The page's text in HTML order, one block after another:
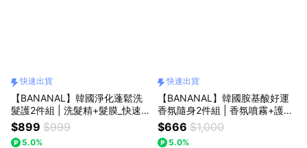
快速出貨
【BANANAL】韓國淨化蓬鬆洗
髮護2件組 | 洗髮精+髮膜_快速
出貨 | LINE禮物限定_附品牌旅
行袋 | 禮盒
$899 $999
5.0%
快速出貨
【BANANAL】韓國胺基酸好運
香氛隨身2件組 | 香氛噴霧+護髮
油_快速出貨
$666 $1,000
5.0%